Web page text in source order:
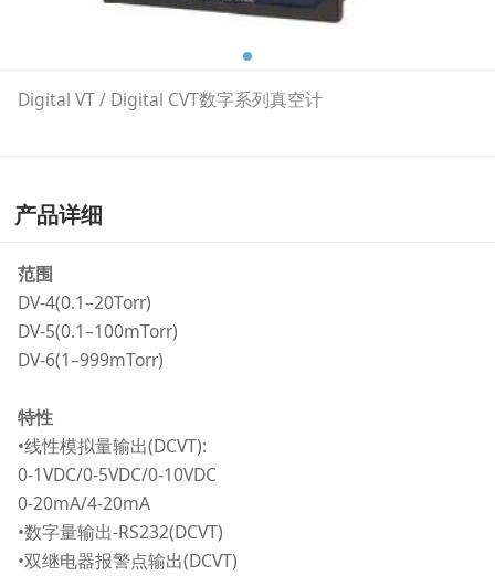
Digital VT / Digital CVT数字系列真空计
产品详细
范围
DV-4(0.1–20Torr)
DV-5(0.1–100mTorr)
DV-6(1–999mTorr)
特性
•线性模拟量输出(DCVT):
0-1VDC/0-5VDC/0-10VDC
0-20mA/4-20mA
•数字量输出-RS232(DCVT)
•双继电器报警点输出(DCVT)